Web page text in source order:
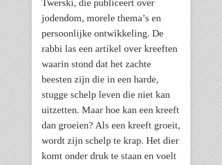
Twerski, die publiceert over
jodendom, morele thema’s en
persoonlijke ontwikkeling. De
rabbi las een artikel over kreeften
waarin stond dat het zachte
beesten zijn die in een harde,
stugge schelp leven die niet kan
uitzetten. Maar hoe kan een kreeft
dan groeien? Als een kreeft groeit,
wordt zijn schelp te krap. Het dier
komt onder druk te staan en voelt